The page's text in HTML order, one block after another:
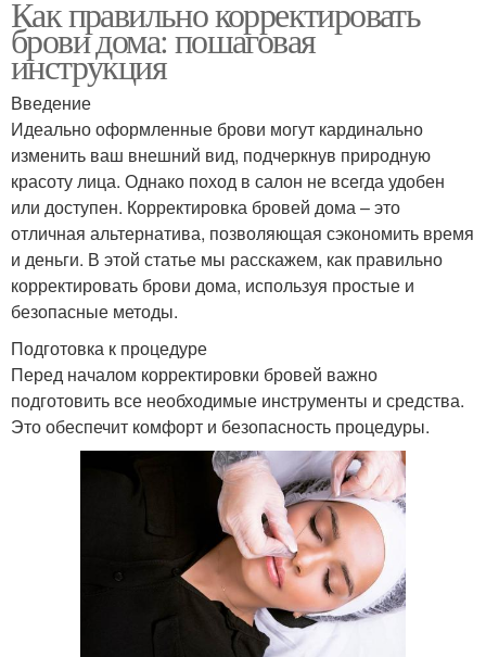
Как правильно корректировать
брови дома: пошаговая
инструкция
Введение
Идеально оформленные брови могут кардинально
изменить ваш внешний вид, подчеркнув природную
красоту лица. Однако поход в салон не всегда удобен
или доступен. Корректировка бровей дома – это
отличная альтернатива, позволяющая сэкономить время
и деньги. В этой статье мы расскажем, как правильно
корректировать брови дома, используя простые и
безопасные методы.
Подготовка к процедуре
Перед началом корректировки бровей важно
подготовить все необходимые инструменты и средства.
Это обеспечит комфорт и безопасность процедуры.